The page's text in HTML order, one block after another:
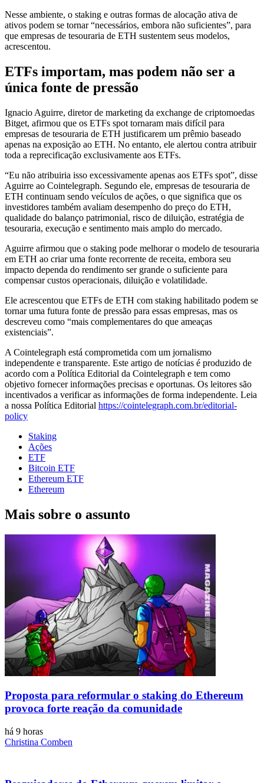
Nesse ambiente, o staking e outras formas de alocação ativa de
ativos podem se tornar “necessários, embora não suficientes”, para
que empresas de tesouraria de ETH sustentem seus modelos,
acrescentou.
ETFs importam, mas podem não ser a
única fonte de pressão
Ignacio Aguirre, diretor de marketing da exchange de criptomoedas
Bitget, afirmou que os ETFs spot tornaram mais difícil para
empresas de tesouraria de ETH justificarem um prêmio baseado
apenas na exposição ao ETH. No entanto, ele alertou contra atribuir
toda a reprecificação exclusivamente aos ETFs.
“Eu não atribuiria isso excessivamente apenas aos ETFs spot”, disse
Aguirre ao Cointelegraph. Segundo ele, empresas de tesouraria de
ETH continuam sendo veículos de ações, o que significa que os
investidores também avaliam desempenho do preço do ETH,
qualidade do balanço patrimonial, risco de diluição, estratégia de
tesouraria, execução e sentimento mais amplo do mercado.
Aguirre afirmou que o staking pode melhorar o modelo de tesouraria
em ETH ao criar uma fonte recorrente de receita, embora seu
impacto dependa do rendimento ser grande o suficiente para
compensar custos operacionais, diluição e volatilidade.
Ele acrescentou que ETFs de ETH com staking habilitado podem se
tornar uma futura fonte de pressão para essas empresas, mas os
descreveu como “mais complementares do que ameaças
existenciais”.
A Cointelegraph está comprometida com um jornalismo
independente e transparente. Este artigo de notícias é produzido de
acordo com a Política Editorial da Cointelegraph e tem como
objetivo fornecer informações precisas e oportunas. Os leitores são
incentivados a verificar as informações de forma independente. Leia
a nossa Política Editorial https://cointelegraph.com.br/editorial-
policy
Staking
Ações
ETF
Bitcoin ETF
Ethereum ETF
Ethereum
Mais sobre o assunto
Proposta para reformular o staking do Ethereum
provoca forte reação da comunidade
há 9 horas
Christina Comben